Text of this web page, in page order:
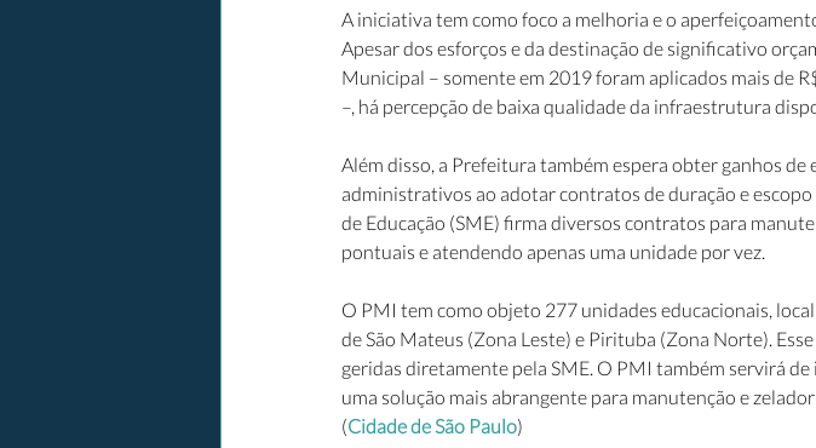
A iniciativa tem como foco a melhoria e o
Apesar dos esforços e da destinação de significativo
Municipal – somente em 2019 foram aplicados mais de
–, há percepção de baixa qualidade da infraestrutura
Além disso, a Prefeitura também espera obter ganhos
administrativos ao adotar contratos de duração e
de Educação (SME) firma diversos contratos para
pontuais e atendendo apenas uma unidade por vez.
O PMI tem como objeto 277 unidades educacionais,
de São Mateus (Zona Leste) e Pirituba (Zona Norte).
geridas diretamente pela SME. O PMI também servirá
uma solução mais abrangente para manutenção e
(Cidade de São Paulo)